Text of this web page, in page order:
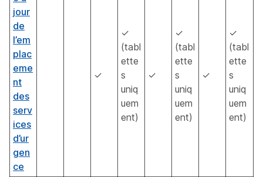
jour
de
l’em
plac
eme
nt
des
serv
ices
d’ur
gen
ce
✓
✓
(tabl
ette
s
uniq
uem
ent)
✓
✓
(tabl
ette
s
uniq
uem
ent)
✓
✓
(tabl
ette
s
uniq
uem
ent)